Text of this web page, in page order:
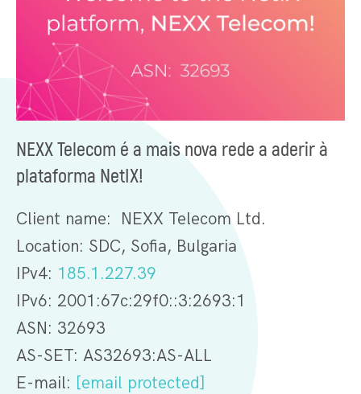
NEXX Telecom é a mais nova rede a aderir à
plataforma NetIX!
Client name: NEXX Telecom Ltd.
Location: SDC, Sofia, Bulgaria
IPv4: 185.1.227.39
IPv6: 2001:67c:29f0::3:2693:1
ASN: 32693
AS-SET: AS32693:AS-ALL
E-mail: [email protected]